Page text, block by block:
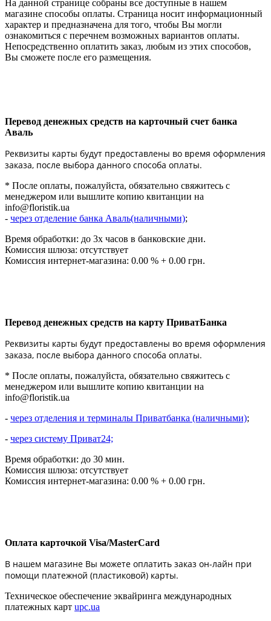
На данной странице собраны все доступные в нашем
магазине способы оплаты. Страница носит информационный
характер и предназначена для того, чтобы Вы могли
ознакомиться с перечнем возможных вариантов оплаты.
Непосредственно оплатить заказ, любым из этих способов,
Вы сможете после его размещения.
Перевод денежных средств на карточный счет банка
Аваль
Реквизиты карты будут предоставлены во время оформления
заказа, после выбора данного способа оплаты.
* После оплаты, пожалуйста, обязательно свяжитесь с
менеджером или вышлите копию квитанции на
info@floristik.ua
- через отделение банка Аваль(наличными);
Время обработки: до 3х часов в банковские дни.
Комиссия шлюза: отсутствует
Комиссия интернет-магазина: 0.00 % + 0.00 грн.
Перевод денежных средств на карту ПриватБанка
Реквизиты карты будут предоставлены во время оформления
заказа, после выбора данного способа оплаты.
* После оплаты, пожалуйста, обязательно свяжитесь с
менеджером или вышлите копию квитанции на
info@floristik.ua
- через отделения и терминалы Приватбанка (наличными);
- через систему Приват24;
Время обработки: до 30 мин.
Комиссия шлюза: отсутствует
Комиссия интернет-магазина: 0.00 % + 0.00 грн.
Оплата карточкой Visa/MasterCard
В нашем магазине Вы можете оплатить заказ он-лайн при
помощи платежной (пластиковой) карты.
Техническое обеспечение эквайринга международных
платежных карт upc.ua